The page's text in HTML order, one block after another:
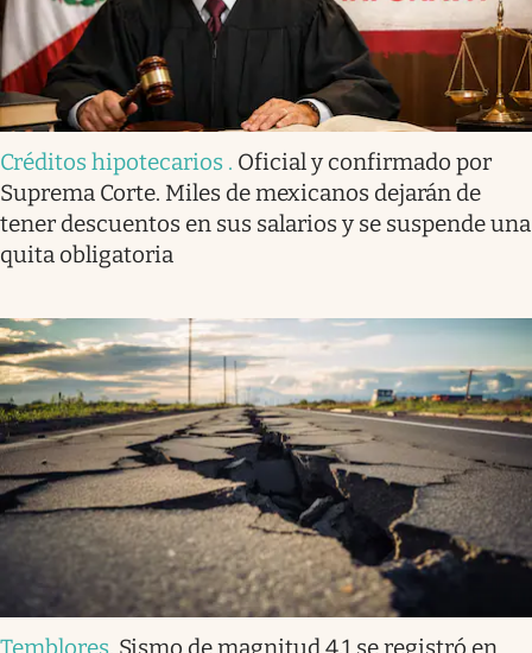
Créditos hipotecarios . Oficial y confirmado por
Suprema Corte. Miles de mexicanos dejarán de
tener descuentos en sus salarios y se suspende una
quita obligatoria